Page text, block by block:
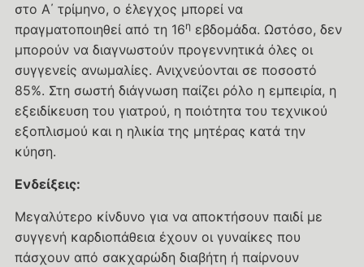
στο Α΄ τρίμηνο, ο έλεγχος μπορεί να
πραγματοποιηθεί από τη 16η εβδομάδα. Ωστόσο, δεν
μπορούν να διαγνωστούν προγεννητικά όλες οι
συγγενείς ανωμαλίες. Ανιχνεύονται σε ποσοστό
85%. Στη σωστή διάγνωση παίζει ρόλο η εμπειρία, η
εξειδίκευση του γιατρού, η ποιότητα του τεχνικού
εξοπλισμού και η ηλικία της μητέρας κατά την
κύηση.
Ενδείξεις:
Μεγαλύτερο κίνδυνο για να αποκτήσουν παιδί με
συγγενή καρδιοπάθεια έχουν οι γυναίκες που
πάσχουν από σακχαρώδη διαβήτη ή παίρνουν